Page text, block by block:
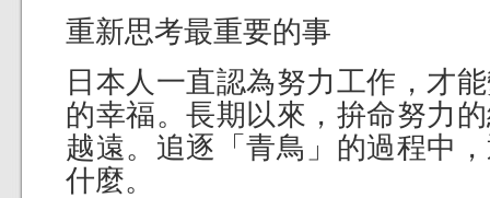
重新思考最重要的事
日本人一直認為努力工作，才
的幸福。長期以來，拚命努力
越遠。追逐「青鳥」的過程中
什麼。